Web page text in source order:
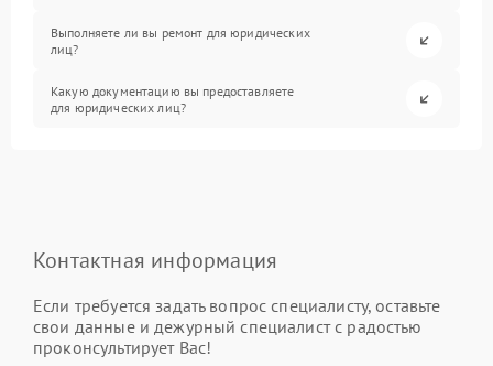
Выполняете ли вы ремонт для юридических
лиц?
Какую документацию вы предоставляете
для юридических лиц?
Контактная информация
Если требуется задать вопрос специалисту, оставьте
свои данные и дежурный специалист с радостью
проконсультирует Вас!